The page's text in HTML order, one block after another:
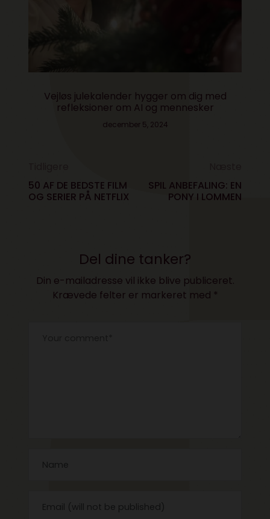
Vejløs julekalender hygger om dig med
refleksioner om AI og mennesker
december 5, 2024
50 AF DE BEDSTE FILM
OG SERIER PÅ NETFLIX
SPIL ANBEFALING: EN
PONY I LOMMEN
Del dine tanker?
Din e-mailadresse vil ikke blive publiceret.
Krævede felter er markeret med *